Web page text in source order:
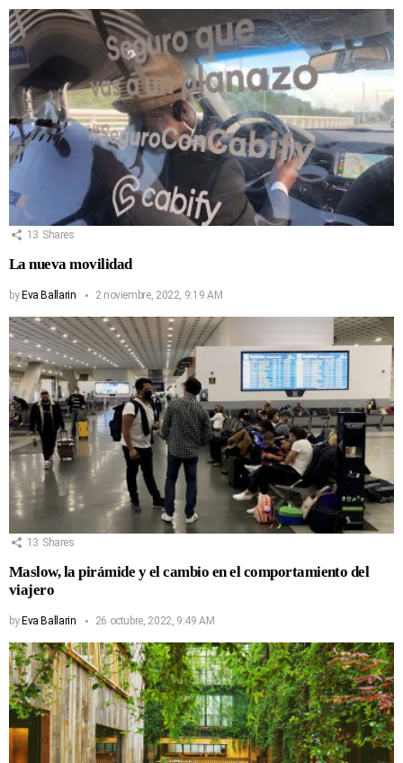
13 Shares
La nueva movilidad
byEva Ballarin 2 noviembre, 2022, 9:19 AM
13 Shares
Maslow, la pirámide y el cambio en el comportamiento del
viajero
byEva Ballarin 26 octubre, 2022, 9:49 AM